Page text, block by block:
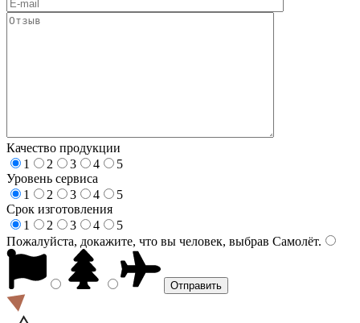
Качество продукции
1
2 3 4
5
Уровень сервиса
1
2 3 4
5
Срок изготовления
1
2 3 4
5
Пожалуйста, докажите, что вы человек, выбрав Самолёт.